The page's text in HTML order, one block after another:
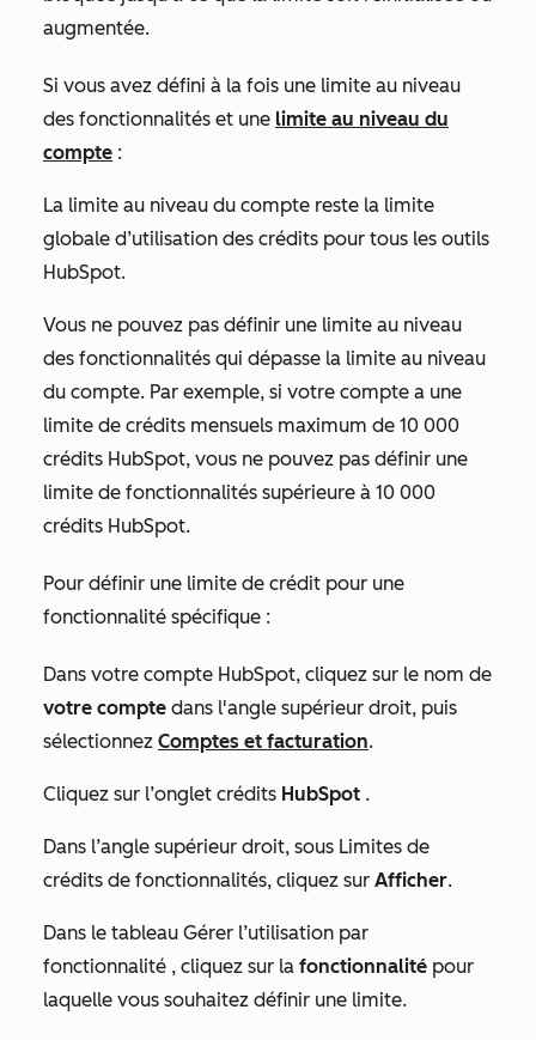
augmentée.
Si vous avez défini à la fois une limite au niveau
des fonctionnalités et une limite au niveau du
compte :
La limite au niveau du compte reste la limite
globale d’utilisation des crédits pour tous les outils
HubSpot.
Vous ne pouvez pas définir une limite au niveau
des fonctionnalités qui dépasse la limite au niveau
du compte. Par exemple, si votre compte a une
limite de crédits mensuels maximum de 10 000
crédits HubSpot, vous ne pouvez pas définir une
limite de fonctionnalités supérieure à 10 000
crédits HubSpot.
Pour définir une limite de crédit pour une
fonctionnalité spécifique :
Dans votre compte HubSpot, cliquez sur le nom de
votre compte dans l'angle supérieur droit, puis
sélectionnez Comptes et facturation.
Cliquez sur l’onglet crédits HubSpot .
Dans l’angle supérieur droit, sous Limites de
crédits de fonctionnalités, cliquez sur Afficher.
Dans le tableau Gérer l’utilisation par
fonctionnalité , cliquez sur la fonctionnalité pour
laquelle vous souhaitez définir une limite.